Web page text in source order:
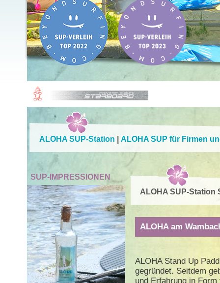
ALOHA SUP-Station ALOHA SUP für Firmen
SUP-IMPRESSIONEN
ALOHA SUP-Station
ALOHA am
ALOHA Stand Up
gegründet. Seitdem
und Erfahrung in